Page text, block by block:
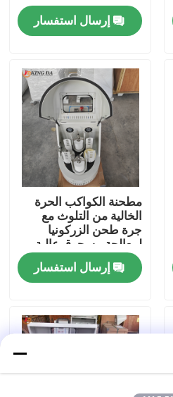
المواد المتقدمة
إرسال استفسار
مطحنة الكواكب الحرة
الخالية من التلوث مع
جرة طحن الزركونيا
لمعالجة مسحوق عالية
النقاء
إرسال استفسار